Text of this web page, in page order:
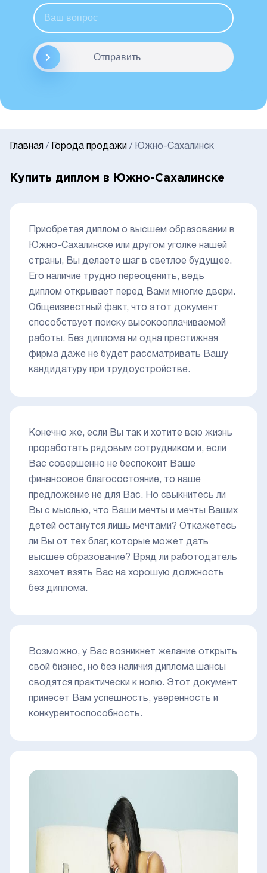
Отправить
Главная / Города продажи / Южно-Сахалинск
Купить диплом в Южно-Сахалинске
Приобретая диплом о высшем образовании в
Южно-Сахалинске или другом уголке нашей
страны, Вы делаете шаг в светлое будущее.
Его наличие трудно переоценить, ведь
диплом открывает перед Вами многие двери.
Общеизвестный факт, что этот документ
способствует поиску высокооплачиваемой
работы. Без диплома ни одна престижная
фирма даже не будет рассматривать Вашу
кандидатуру при трудоустройстве.
Конечно же, если Вы так и хотите всю жизнь
проработать рядовым сотрудником и, если
Вас совершенно не беспокоит Ваше
финансовое благосостояние, то наше
предложение не для Вас. Но свыкнитесь ли
Вы с мыслью, что Ваши мечты и мечты Ваших
детей останутся лишь мечтами? Откажетесь
ли Вы от тех благ, которые может дать
высшее образование? Вряд ли работодатель
захочет взять Вас на хорошую должность
без диплома.
Возможно, у Вас возникнет желание открыть
свой бизнес, но без наличия диплома шансы
сводятся практически к нолю. Этот документ
принесет Вам успешность, уверенность и
конкурентоспособность.